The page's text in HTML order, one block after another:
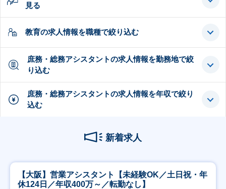
見る
教育の求人情報を職種で絞り込む
庶務・総務アシスタントの求人情報を勤務地で絞
り込む
庶務・総務アシスタントの求人情報を年収で絞り
込む
新着求人
【大阪】営業アシスタント【未経験OK／土日祝・年
休124日／年収400万～／転勤なし】